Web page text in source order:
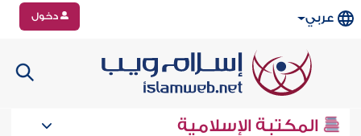
عربي دخول
المكتبة الإسلامية